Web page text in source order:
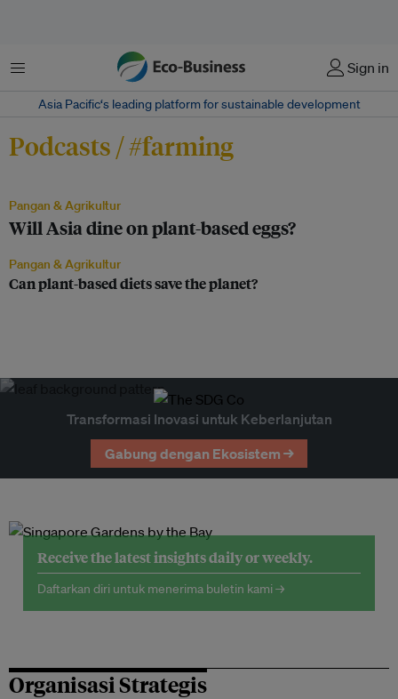
Menu Sign in
Asia Pacific‘s leading platform for sustainable development
Podcasts / #farming
Pangan & Agrikultur
Will Asia dine on plant-based eggs?
Pangan & Agrikultur
Can plant-based diets save the planet?
Transformasi Inovasi untuk Keberlanjutan
Gabung dengan Ekosistem →
Receive the latest insights daily or weekly.
Daftarkan diri untuk menerima buletin kami →
Organisasi Strategis